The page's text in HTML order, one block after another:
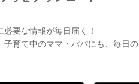
要な情報が毎日届く！
育て中のママ・パパにも、毎日